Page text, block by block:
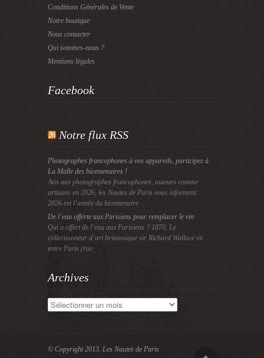
Conditions Générales de Vente
Notre boutique
Nous contacter
Qui sommes-nous ?
Mentions légales
Facebook
Notre flux RSS
Photographes francophones à vos appareils, participez à
La Malle des bicentenaires !
Avis aux photographes francophones, auteurs comme
artisans en 2026, les Nautes de Paris vous informent :
2026 est l’année du bicentenaire
De l’eau offerte aux Parisiens pour remplacer le vin
Qui a offert de l’eau aux Parisiens ? 1870, Le
collectionneur d’art britannique sir Richard Wallace vit
entre Paris (rue
Archives
Archives
© Copyright 2013. Les Nautes de Paris